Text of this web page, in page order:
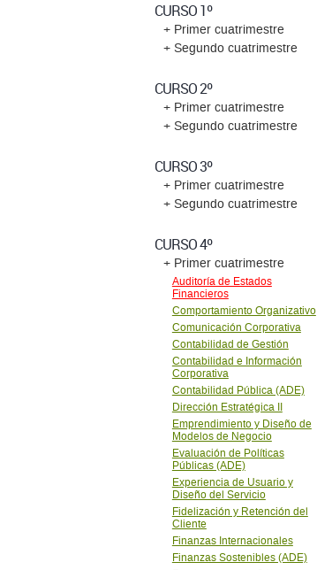
CURSO 1º
+ Primer cuatrimestre
+ Segundo cuatrimestre
CURSO 2º
+ Primer cuatrimestre
+ Segundo cuatrimestre
CURSO 3º
+ Primer cuatrimestre
+ Segundo cuatrimestre
CURSO 4º
+ Primer cuatrimestre
Auditoría de Estados
Financieros
Comportamiento Organizativo
Comunicación Corporativa
Contabilidad de Gestión
Contabilidad e Información
Corporativa
Contabilidad Pública (ADE)
Dirección Estratégica II
Emprendimiento y Diseño de
Modelos de Negocio
Evaluación de Polí­ticas
Públicas (ADE)
Experiencia de Usuario y
Diseño del Servicio
Fidelización y Retención del
Cliente
Finanzas Internacionales
Finanzas Sostenibles (ADE)